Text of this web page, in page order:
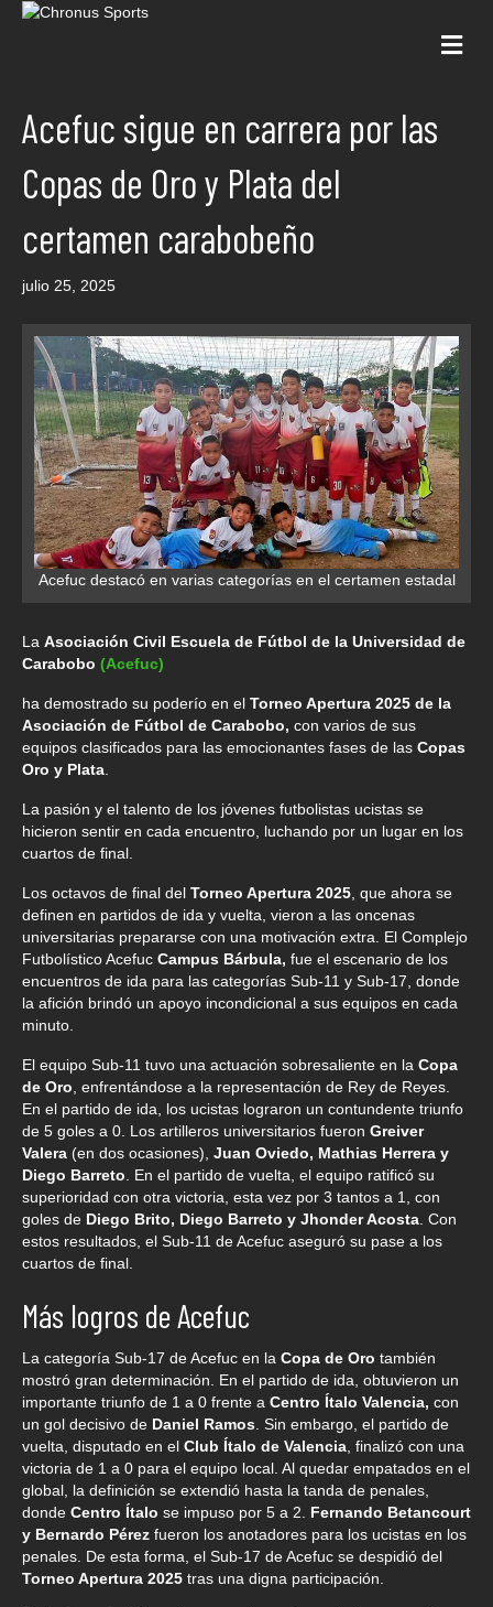
Acefuc sigue en carrera por las
Copas de Oro y Plata del
certamen carabobeño
julio 25, 2025
Acefuc destacó en varias categorías en el certamen estadal
La Asociación Civil Escuela de Fútbol de la Universidad de
Carabobo (Acefuc)
ha demostrado su poderío en el Torneo Apertura 2025 de la
Asociación de Fútbol de Carabobo, con varios de sus
equipos clasificados para las emocionantes fases de las Copas
Oro y Plata.
La pasión y el talento de los jóvenes futbolistas ucistas se
hicieron sentir en cada encuentro, luchando por un lugar en los
cuartos de final.
Los octavos de final del Torneo Apertura 2025, que ahora se
definen en partidos de ida y vuelta, vieron a las oncenas
universitarias prepararse con una motivación extra. El Complejo
Futbolístico Acefuc Campus Bárbula, fue el escenario de los
encuentros de ida para las categorías Sub-11 y Sub-17, donde
la afición brindó un apoyo incondicional a sus equipos en cada
minuto.
El equipo Sub-11 tuvo una actuación sobresaliente en la Copa
de Oro, enfrentándose a la representación de Rey de Reyes.
En el partido de ida, los ucistas lograron un contundente triunfo
de 5 goles a 0. Los artilleros universitarios fueron Greiver
Valera (en dos ocasiones), Juan Oviedo, Mathias Herrera y
Diego Barreto. En el partido de vuelta, el equipo ratificó su
superioridad con otra victoria, esta vez por 3 tantos a 1, con
goles de Diego Brito, Diego Barreto y Jhonder Acosta. Con
estos resultados, el Sub-11 de Acefuc aseguró su pase a los
cuartos de final.
Más logros de Acefuc
La categoría Sub-17 de Acefuc en la Copa de Oro también
mostró gran determinación. En el partido de ida, obtuvieron un
importante triunfo de 1 a 0 frente a Centro Ítalo Valencia, con
un gol decisivo de Daniel Ramos. Sin embargo, el partido de
vuelta, disputado en el Club Ítalo de Valencia, finalizó con una
victoria de 1 a 0 para el equipo local. Al quedar empatados en el
global, la definición se extendió hasta la tanda de penales,
donde Centro Ítalo se impuso por 5 a 2. Fernando Betancourt
y Bernardo Pérez fueron los anotadores para los ucistas en los
penales. De esta forma, el Sub-17 de Acefuc se despidió del
Torneo Apertura 2025 tras una digna participación.